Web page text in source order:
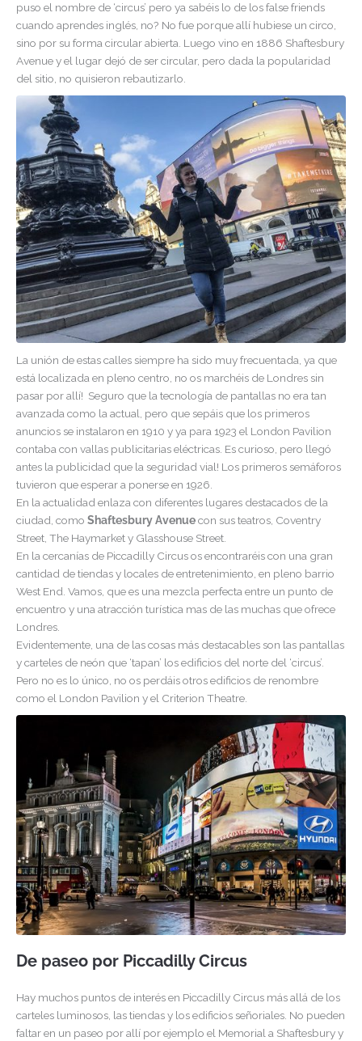
puso el nombre de ‘circus’ pero ya sabéis lo de los false friends
cuando aprendes inglés, no? No fue porque allí hubiese un circo,
sino por su forma circular abierta. Luego vino en 1886 Shaftesbury
Avenue y el lugar dejó de ser circular, pero dada la popularidad
del sitio, no quisieron rebautizarlo.
La unión de estas calles siempre ha sido muy frecuentada, ya que
está localizada en pleno centro, no os marchéis de Londres sin
pasar por allí! Seguro que la tecnología de pantallas no era tan
avanzada como la actual, pero que sepáis que los primeros
anuncios se instalaron en 1910 y ya para 1923 el London Pavilion
contaba con vallas publicitarias eléctricas. Es curioso, pero llegó
antes la publicidad que la seguridad vial! Los primeros semáforos
tuvieron que esperar a ponerse en 1926.
En la actualidad enlaza con diferentes lugares destacados de la
ciudad, como Shaftesbury Avenuecon sus teatros, Coventry
Street, The Haymarket y Glasshouse Street.
En la cercanías de Piccadilly Circus os encontraréis con una gran
cantidad de tiendas y locales de entretenimiento, en pleno barrio
West End. Vamos, que es una mezcla perfecta entre un punto de
encuentro y una atracción turística mas de las muchas que ofrece
Londres.
Evidentemente, una de las cosas más destacables son las pantallas
y carteles de neón que ‘tapan’ los edificios del norte del ‘circus’.
Pero no es lo único, no os perdáis otros edificios de renombre
como el London Pavilion y el Criterion Theatre.
De paseo por Piccadilly Circus
Hay muchos puntos de interés en Piccadilly Circus más allá de los
carteles luminosos, las tiendas y los edificios señoriales. No pueden
faltar en un paseo por allí por ejemplo el Memorial a Shaftesbury y